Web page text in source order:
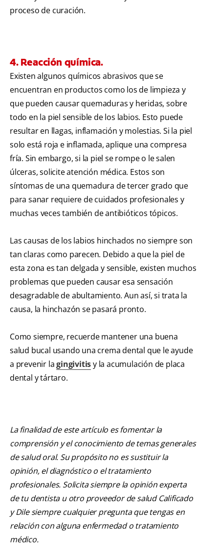
proceso de curación.
4. Reacción química.
Existen algunos químicos abrasivos que se
encuentran en productos como los de limpieza y
que pueden causar quemaduras y heridas, sobre
todo en la piel sensible de los labios. Esto puede
resultar en llagas, inflamación y molestias. Si la piel
solo está roja e inflamada, aplique una compresa
fría. Sin embargo, si la piel se rompe o le salen
úlceras, solicite atención médica. Estos son
síntomas de una quemadura de tercer grado que
para sanar requiere de cuidados profesionales y
muchas veces también de antibióticos tópicos.
Las causas de los labios hinchados no siempre son
tan claras como parecen. Debido a que la piel de
esta zona es tan delgada y sensible, existen muchos
problemas que pueden causar esa sensación
desagradable de abultamiento. Aun así, si trata la
causa, la hinchazón se pasará pronto.
Como siempre, recuerde mantener una buena
salud bucal usando una crema dental que le ayude
a prevenir lagingivitisy la acumulación de placa
dental y tártaro.
La finalidad de este artículo es fomentar la
comprensión y el conocimiento de temas generales
de salud oral. Su propósito no es sustituir la
opinión, el diagnóstico o el tratamiento
profesionales. Solicita siempre la opinión experta
de tu dentista u otro proveedor de salud Calificado
y Dile siempre cualquier pregunta que tengas en
relación con alguna enfermedad o tratamiento
médico.